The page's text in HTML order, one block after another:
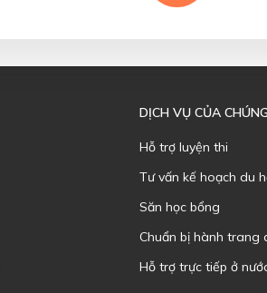
DỊCH VỤ CỦA
Hỗ trợ luyện thi
Tư vấn kế hoạch du
Săn học bổng
Chuẩn bị hành trang
Hỗ trợ trực tiếp ở